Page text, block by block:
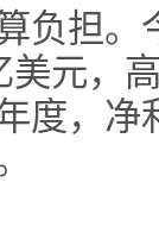
负担。
美元，
度，净